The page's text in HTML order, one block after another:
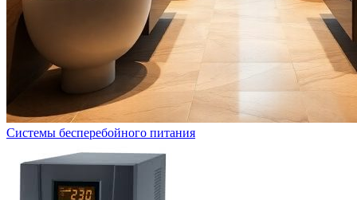
Системы бесперебойного питания